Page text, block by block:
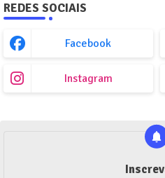
REDES SOCIAIS
Facebook
Instagram